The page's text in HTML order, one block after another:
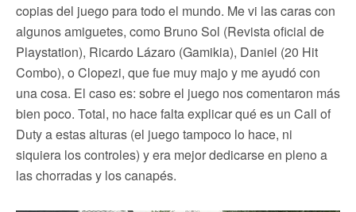
copias del juego para todo el mundo. Me vi las caras con
algunos amiguetes, como Bruno Sol (Revista oficial de
Playstation), Ricardo Lázaro (Gamikia), Daniel (20 Hit
Combo), o Clopezi, que fue muy majo y me ayudó con
una cosa. El caso es: sobre el juego nos comentaron más
bien poco. Total, no hace falta explicar qué es un Call of
Duty a estas alturas (el juego tampoco lo hace, ni
siquiera los controles) y era mejor dedicarse en pleno a
las chorradas y los canapés.